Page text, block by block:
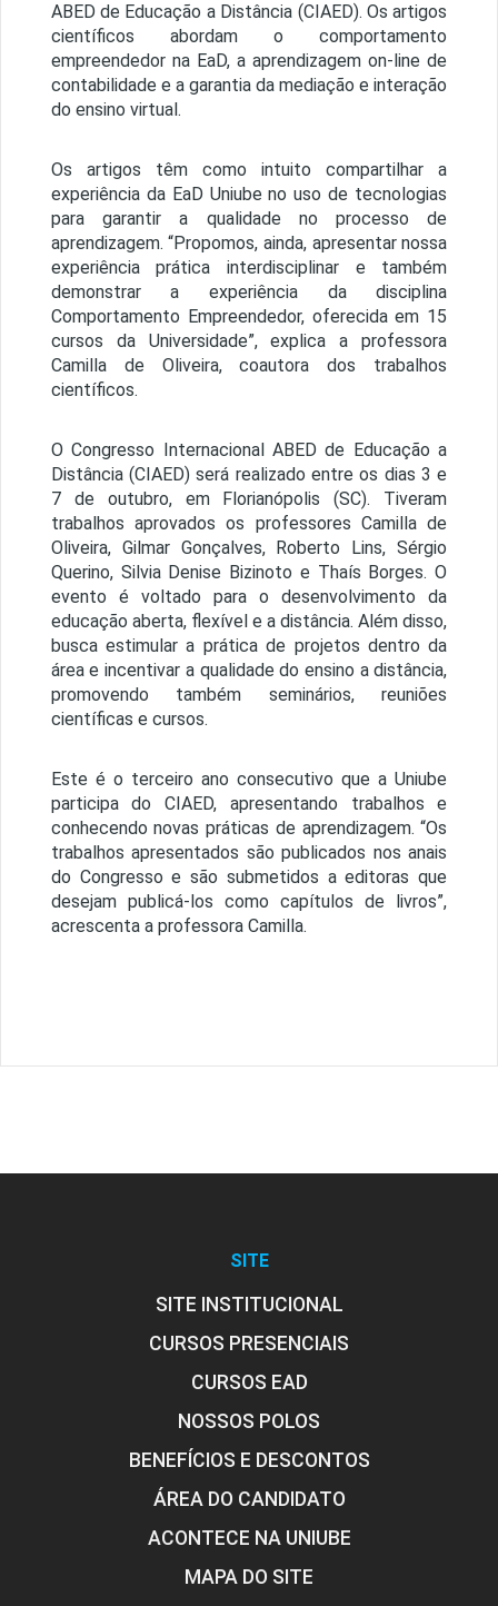
ABED de Educação a Distância (CIAED). Os artigos
científicos abordam o comportamento
empreendedor na EaD, a aprendizagem on-line de
contabilidade e a garantia da mediação e interação
do ensino virtual.
Os artigos têm como intuito compartilhar a
experiência da EaD Uniube no uso de tecnologias
para garantir a qualidade no processo de
aprendizagem. “Propomos, ainda, apresentar nossa
experiência prática interdisciplinar e também
demonstrar a experiência da disciplina
Comportamento Empreendedor, oferecida em 15
cursos da Universidade”, explica a professora
Camilla de Oliveira, coautora dos trabalhos
científicos.
O Congresso Internacional ABED de Educação a
Distância (CIAED) será realizado entre os dias 3 e
7 de outubro, em Florianópolis (SC). Tiveram
trabalhos aprovados os professores Camilla de
Oliveira, Gilmar Gonçalves, Roberto Lins, Sérgio
Querino, Silvia Denise Bizinoto e Thaís Borges. O
evento é voltado para o desenvolvimento da
educação aberta, flexível e a distância. Além disso,
busca estimular a prática de projetos dentro da
área e incentivar a qualidade do ensino a distância,
promovendo também seminários, reuniões
científicas e cursos.
Este é o terceiro ano consecutivo que a Uniube
participa do CIAED, apresentando trabalhos e
conhecendo novas práticas de aprendizagem. “Os
trabalhos apresentados são publicados nos anais
do Congresso e são submetidos a editoras que
desejam publicá-los como capítulos de livros”,
acrescenta a professora Camilla.
SITE
SITE INSTITUCIONAL
CURSOS PRESENCIAIS
CURSOS EAD
NOSSOS POLOS
BENEFÍCIOS E DESCONTOS
ÁREA DO CANDIDATO
ACONTECE NA UNIUBE
MAPA DO SITE